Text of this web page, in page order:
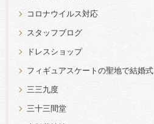
コロナウイルス対応
スタッフブログ
ドレスショップ
フィギュアスケートの聖地で結婚式
三三九度
三十三間堂